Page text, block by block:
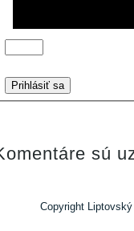
Prihlásiť sa
sú
Copyright